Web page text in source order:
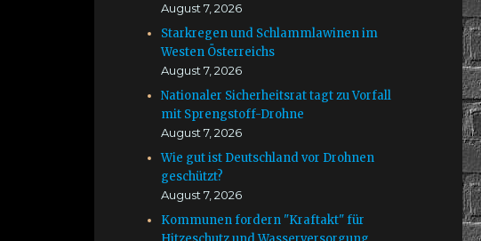
August 7, 2026
Starkregen und Schlammlawinen im
Westen Österreichs
August 7, 2026
Nationaler Sicherheitsrat tagt zu Vorfall
mit Sprengstoff-Drohne
August 7, 2026
Wie gut ist Deutschland vor Drohnen
geschützt?
August 7, 2026
Kommunen fordern "Kraftakt" für